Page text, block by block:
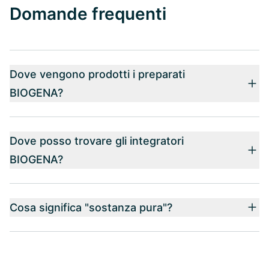
Domande frequenti
Dove vengono prodotti i preparati
BIOGENA?
Dove posso trovare gli integratori
BIOGENA?
Cosa significa "sostanza pura"?